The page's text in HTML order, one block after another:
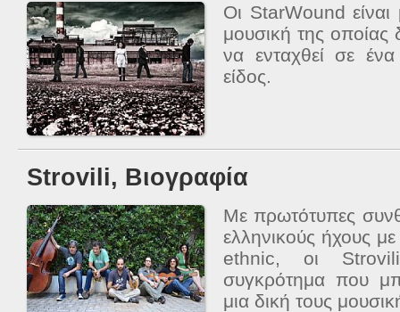
Οι StarWound
μουσική της
να ενταχθεί σε
είδος.
Strovili, Βιογραφία
Με πρωτότυπες
ελληνικούς ήχους
ethnic, οι
συγκρότημα που
μια δική τους